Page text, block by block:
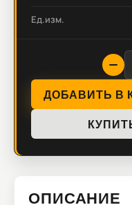
Ед.изм.
ДОБАВИТЬ В
ОПИСАНИЕ